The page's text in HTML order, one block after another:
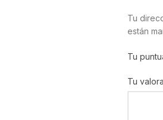
Tu
están
Tu
Tu